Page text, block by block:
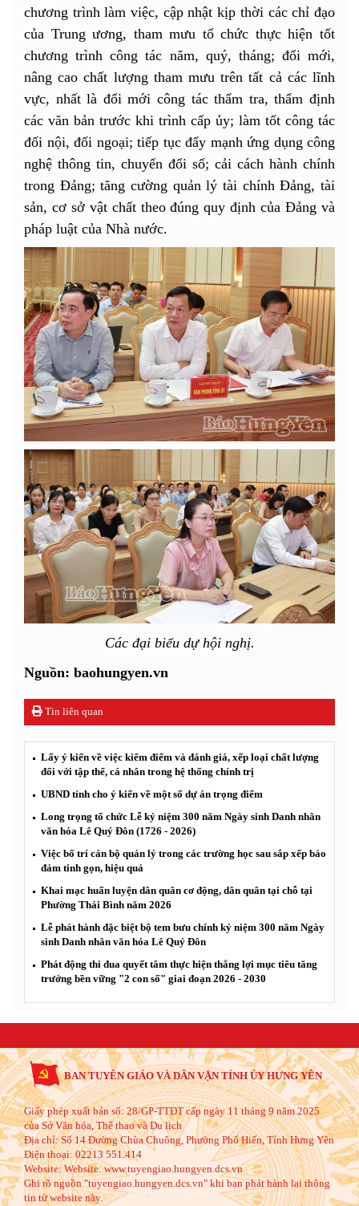
chương trình làm việc, cập nhật kịp thời các chỉ đạo
của Trung ương, tham mưu tổ chức thực hiện tốt
chương trình công tác năm, quý, tháng; đổi mới,
nâng cao chất lượng tham mưu trên tất cả các lĩnh
vực, nhất là đổi mới công tác thẩm tra, thẩm định
các văn bản trước khi trình cấp ủy; làm tốt công tác
đối nội, đối ngoại; tiếp tục đẩy mạnh ứng dụng công
nghệ thông tin, chuyển đổi số; cải cách hành chính
trong Đảng; tăng cường quản lý tài chính Đảng, tài
sản, cơ sở vật chất theo đúng quy định của Đảng và
pháp luật của Nhà nước.
Các đại biểu dự hội nghị.
Nguồn: baohungyen.vn
Tin liên quan
Lấy ý kiến về việc kiểm điểm và đánh giá, xếp loại chất lượng
đối với tập thể, cá nhân trong hệ thống chính trị
UBND tỉnh cho ý kiến về một số dự án trọng điểm
Long trọng tổ chức Lễ kỷ niệm 300 năm Ngày sinh Danh nhân
văn hóa Lê Quý Đôn (1726 - 2026)
Việc bố trí cán bộ quản lý trong các trường học sau sắp xếp bảo
đảm tinh gọn, hiệu quả
Khai mạc huấn luyện dân quân cơ động, dân quân tại chỗ tại
Phường Thái Bình năm 2026
Lễ phát hành đặc biệt bộ tem bưu chính kỷ niệm 300 năm Ngày
sinh Danh nhân văn hóa Lê Quý Đôn
Phát động thi đua quyết tâm thực hiện thắng lợi mục tiêu tăng
trưởng bền vững "2 con số" giai đoạn 2026 - 2030
BAN TUYÊN GIÁO VÀ DÂN VẬN TỈNH ỦY HƯNG YÊN
Giấy phép xuất bản số: 28/GP-TTĐT cấp ngày 11 tháng 9 năm 2025
của Sở Văn hóa, Thể thao và Du lịch
Địa chỉ:Số 14 Đường Chùa Chuông, Phường Phố Hiến, Tỉnh Hưng Yên
Điện thoại:02213 551.414
Website:Website: www.tuyengiao.hungyen.dcs.vn
Ghi rõ nguồn "tuyengiao.hungyen.dcs.vn" khi bạn phát hành lại thông
tin từ website này.